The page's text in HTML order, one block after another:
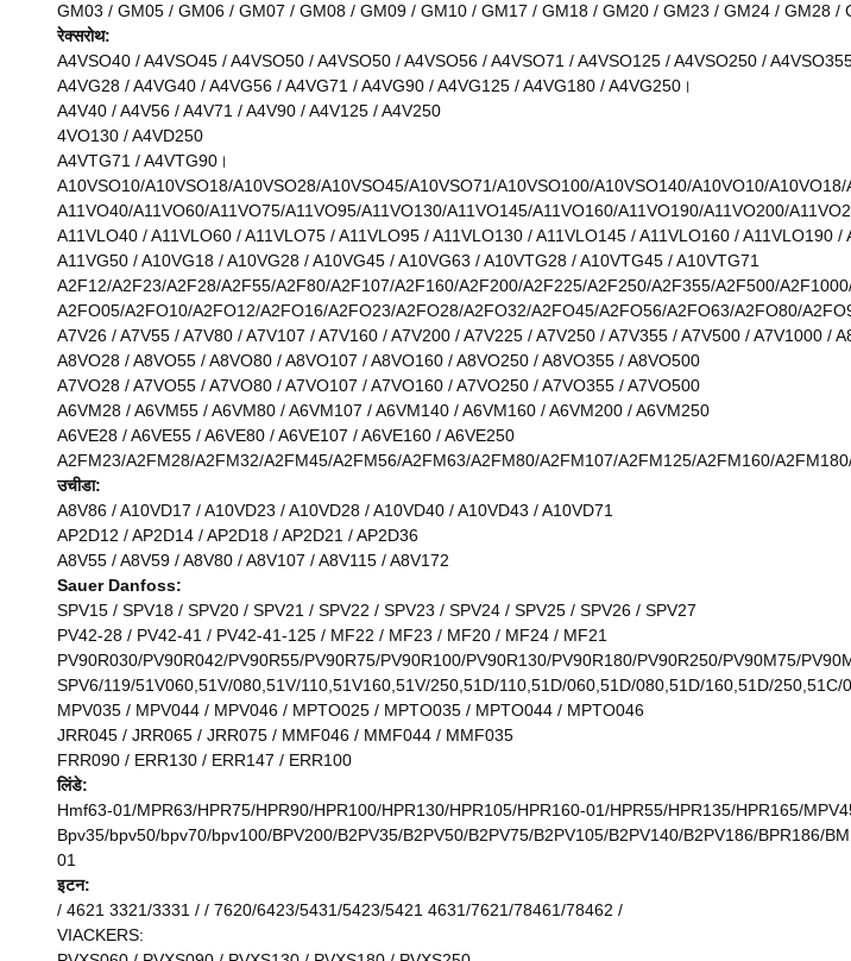
GM03 / GM05 / GM06 / GM07 / GM08 / GM09 / GM10 / GM17 / GM18 / GM20 / GM23 / GM24 / GM28 /
रेक्सरोथ:
A4VSO40 / A4VSO45 / A4VSO50 / A4VSO50 / A4VSO56 / A4VSO71 / A4VSO125 / A4VSO250 /
A4VG28 / A4VG40 / A4VG56 / A4VG71 / A4VG90 / A4VG125 / A4VG180 / A4VG250।
A4V40 / A4V56 / A4V71 / A4V90 / A4V125 / A4V250
4VO130 / A4VD250
A4VTG71 / A4VTG90।
A10VSO10/A10VSO18/A10VSO28/A10VSO45/A10VSO71/A10VSO100/A10VSO140/A10VO10/
A11VO40/A11VO60/A11VO75/A11VO95/A11VO130/A11VO145/A11VO160/A11VO190/A11VO200/
A11VLO40 / A11VLO60 / A11VLO75 / A11VLO95 / A11VLO130 / A11VLO145 / A11VLO160 / A11VLO190 /
A11VG50 / A10VG18 / A10VG28 / A10VG45 / A10VG63 / A10VTG28 / A10VTG45 / A10VTG71
A2F12/A2F23/A2F28/A2F55/A2F80/A2F107/A2F160/A2F200/A2F225/A2F250/A2F355/A2F500/
A2FO05/A2FO10/A2FO12/A2FO16/A2FO23/A2FO28/A2FO32/A2FO45/A2FO56/A2FO63/A2FO80/
A7V26 / A7V55 / A7V80 / A7V107 / A7V160 / A7V200 / A7V225 / A7V250 / A7V355 / A7V500 / A7V1000 /
A8VO28 / A8VO55 / A8VO80 / A8VO107 / A8VO160 / A8VO250 / A8VO355 / A8VO500
A7VO28 / A7VO55 / A7VO80 / A7VO107 / A7VO160 / A7VO250 / A7VO355 / A7VO500
A6VM28 / A6VM55 / A6VM80 / A6VM107 / A6VM140 / A6VM160 / A6VM200 / A6VM250
A6VE28 / A6VE55 / A6VE80 / A6VE107 / A6VE160 / A6VE250
A2FM23/A2FM28/A2FM32/A2FM45/A2FM56/A2FM63/A2FM80/A2FM107/A2FM125/A2FM160/
उचीडा:
A8V86 / A10VD17 / A10VD23 / A10VD28 / A10VD40 / A10VD43 / A10VD71
AP2D12 / AP2D14 / AP2D18 / AP2D21 / AP2D36
A8V55 / A8V59 / A8V80 / A8V107 / A8V115 / A8V172
Sauer Danfoss:
SPV15 / SPV18 / SPV20 / SPV21 / SPV22 / SPV23 / SPV24 / SPV25 / SPV26 / SPV27
PV42-28 / PV42-41 / PV42-41-125 / MF22 / MF23 / MF20 / MF24 / MF21
PV90R030/PV90R042/PV90R55/PV90R75/PV90R100/PV90R130/PV90R180/PV90R250/PV90M75/
SPV6/119/51V060,51V/080,51V/110,51V160,51V/250,51D/110,51D/060,51D/080,51D/160,51D/250,51C/
MPV035 / MPV044 / MPV046 / MPTO025 / MPTO035 / MPTO044 / MPTO046
JRR045 / JRR065 / JRR075 / MMF046 / MMF044 / MMF035
FRR090 / ERR130 / ERR147 / ERR100
लिंडे:
Hmf63-01/MPR63/HPR75/HPR90/HPR100/HPR130/HPR105/HPR160-01/HPR55/HPR135/HPR165/
Bpv35/bpv50/bpv70/bpv100/BPV200/B2PV35/B2PV50/B2PV75/B2PV105/B2PV140/B2PV186/BPR186/
01
इटन:
/ 4621 3321/3331 / / 7620/6423/5431/5423/5421 4631/7621/78461/78462 /
VIACKERS: